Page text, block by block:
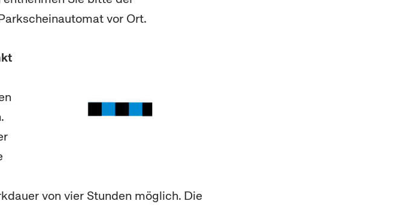
vor Ort.
von vier Stunden möglich. Die